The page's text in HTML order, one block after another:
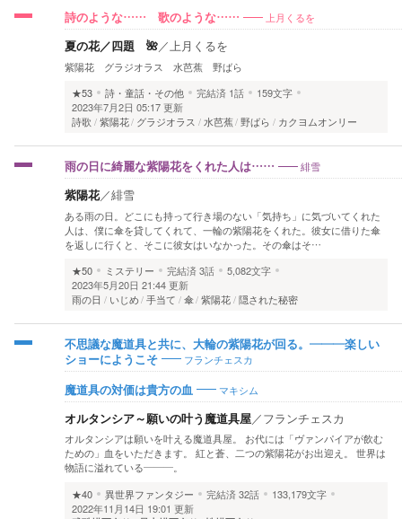
詩のような…… 歌のような…… 上月くるを
夏の花／四題 🌺／上月くるを
紫陽花 グラジオラス 水芭蕉 野ばら
★53
詩・童話・その他 完結済 1話
159文字
2023年7月2日 05:17 更新
詩歌
紫陽花 グラジオラス 水芭蕉 野ばら カクヨムオンリー
雨の日に綺麗な紫陽花をくれた人は…… 緋雪
紫陽花／緋雪
ある雨の日。どこにも持って行き場のない「気持ち」に気づいてくれた
人は、僕に傘を貸してくれて、一輪の紫陽花をくれた。彼女に借りた傘
を返しに行くと、そこに彼女はいなかった。その傘はそ…
★50
ミステリー 完結済3話
5,082文字
2023年5月20日 21:44 更新
雨の日
いじめ 手当て 傘 紫陽花 隠された秘密
不思議な魔道具と共に、大輪の紫陽花が回る。―――楽しい
ショーにようこそ
フランチェスカ
魔道具の対価は貴方の血 マキシム
オルタンシア～願いの叶う魔道具屋／フランチェスカ
オルタンシアは願いを叶える魔道具屋。 お代には「ヴァンパイアが飲む
ための」血をいただきます。 紅と蒼、二つの紫陽花がお出迎え。 世界は
物語に溢れている―――。
★40
異世界ファンタジー 完結済32話
133,179文字
2022年11月14日 19:01 更新